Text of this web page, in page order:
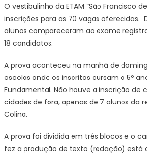
O vestibulinho da ETAM “São Francisco
inscrições para as 70 vagas oferecidas.
alunos compareceram ao exame
18 candidatos.
A prova aconteceu na manhã de
escolas onde os inscritos cursam o 5º
Fundamental. Não houve a inscrição de
cidades de fora, apenas de 7 alunos da
Colina.
A prova foi dividida em três blocos e o
fez a produção de texto (redação) está